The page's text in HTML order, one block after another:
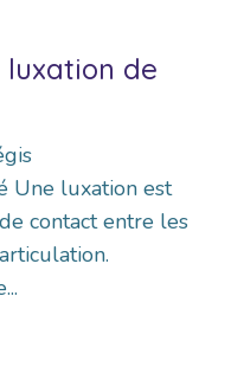
luxation de
Une luxation est
contact entre les